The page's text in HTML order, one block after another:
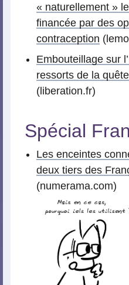
« naturellement »
financée par des
contraception
Embouteillage sur
ressorts de la
(liberation.fr)
Spécial
Les enceintes
deux tiers des
(numerama.com)